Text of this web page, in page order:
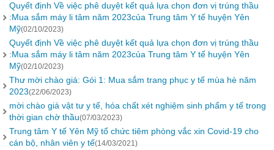
Quyết định Về việc phê duyệt kết quả lựa chọn đơn vị trúng thầu
:Mua sắm máy li tâm năm 2023của Trung tâm Y tế huyện Yên
Mỹ(02/10/2023)
Quyết định Về việc phê duyệt kết quả lựa chọn đơn vị trúng thầu
:Mua sắm máy li tâm năm 2023của Trung tâm Y tế huyện Yên
Mỹ(02/10/2023)
Thư mời chào giá: Gói 1: Mua sắm trang phục y tế mùa hè năm
2023(22/06/2023)
mời chào giá vật tư y tế, hóa chất xét nghiệm sinh phẩm y tế trong
thời gian chờ thầu(07/03/2023)
Trung tâm Y tế Yên Mỹ tổ chức tiêm phòng vắc xin Covid-19 cho
cán bộ, nhân viên y tế(14/03/2021)